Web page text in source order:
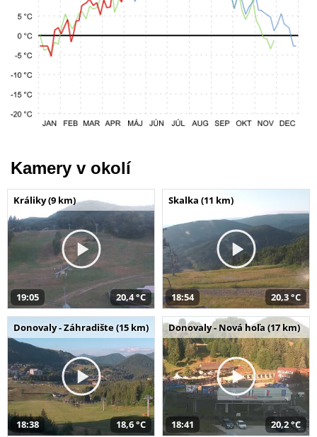
Kamery v okolí
Králiky (9 km)
19:05 20,4 °C
Skalka (11 km)
18:54 20,3 °C
Donovaly - Záhradište (15 km)
18:38 18,6 °C
Donovaly - Nová hoľa (17 km)
18:41 20,2 °C